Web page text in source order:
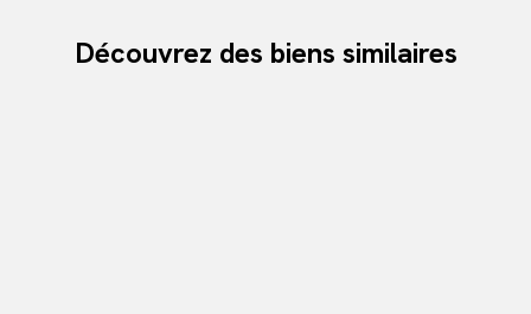
Découvrez des biens similaires